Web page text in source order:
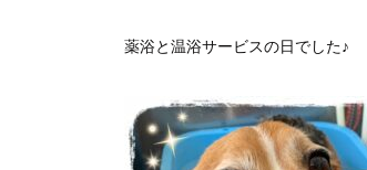
薬浴と温浴サービスの日でした♪